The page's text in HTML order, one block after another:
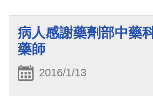
病人感謝藥劑部中藥
藥師
2016/1/13